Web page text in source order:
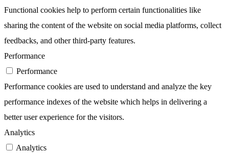
Functional cookies help to perform certain functionalities like
sharing the content of the website on social media platforms, collect
feedbacks, and other third-party features.
Performance
Performance
Performance cookies are used to understand and analyze the key
performance indexes of the website which helps in delivering a
better user experience for the visitors.
Analytics
Analytics